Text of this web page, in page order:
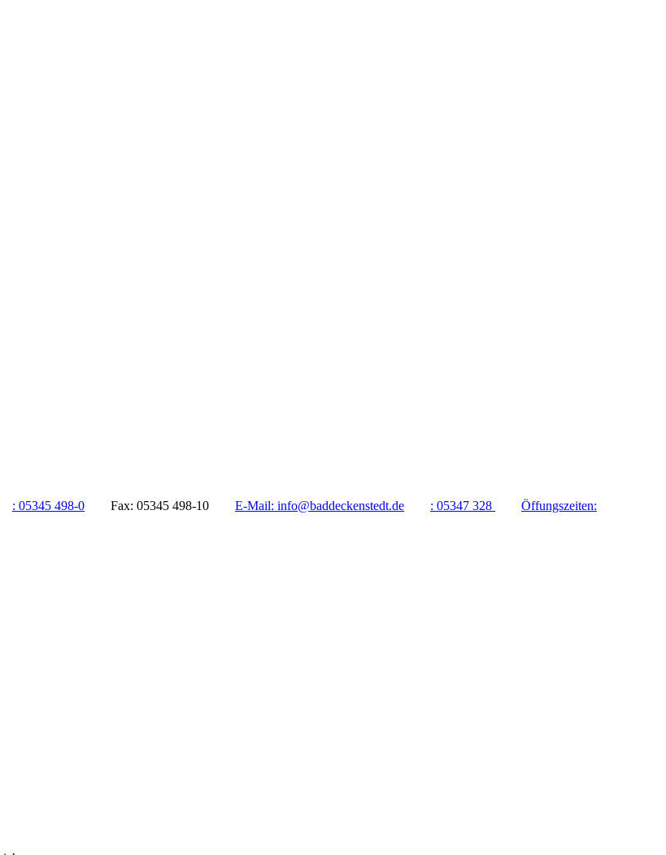
: 05345 498-0 Fax: 05345 498-10 E-Mail: info@baddeckenstedt.de : 05347 328
Öffungszeiten: